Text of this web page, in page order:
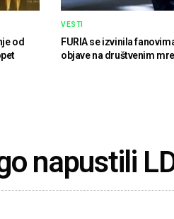
od
VESTI
FURIA se izvinila
objave na društvenim
napustili